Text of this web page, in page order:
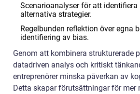
Scenarioanalyser för att identifiera
alternativa strategier.
Regelbunden reflektion över egna
identifiering av bias.
Genom att kombinera strukturerade
datadriven analys och kritiskt
entreprenörer minska påverkan av
Detta skapar förutsättningar för mer